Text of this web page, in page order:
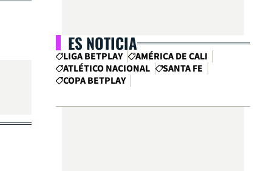
ES NOTICIA
LIGA BETPLAY
AMÉRICA DE CALI
ATLÉTICO NACIONAL
SANTA FE
COPA BETPLAY